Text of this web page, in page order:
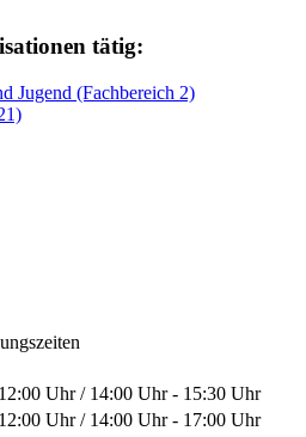
tätig:
Jugend (Fachbereich 2)
Uhr / 14:00 Uhr - 15:30 Uhr
Uhr / 14:00 Uhr - 17:00 Uhr